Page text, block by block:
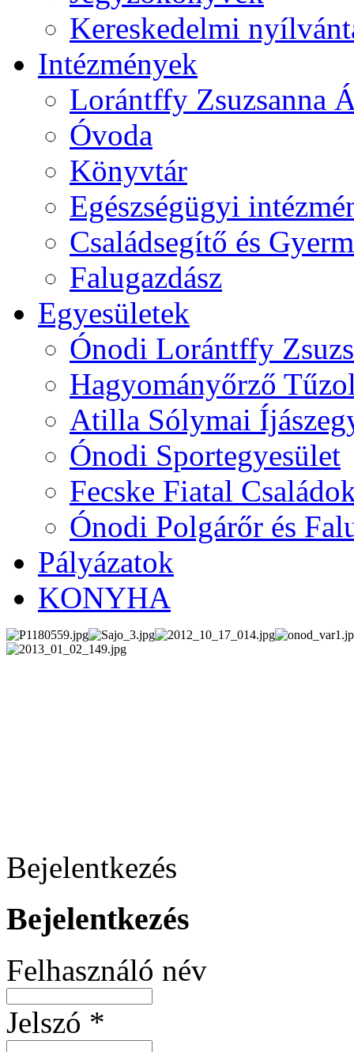
Kereskedelmi
Intézmények
Lorántffy Zsuzsanna
Óvoda
Könyvtár
Egészségügyi
Családsegítő és
Falugazdász
Egyesületek
Ónodi Lorántffy
Hagyományőrző
Atilla Sólymai
Ónodi Sportegyesület
Fecske Fiatal
Ónodi Polgárőr és
Pályázatok
KONYHA
Bejelentkezés
Bejelentkezés
Felhasználó név
Jelszó *